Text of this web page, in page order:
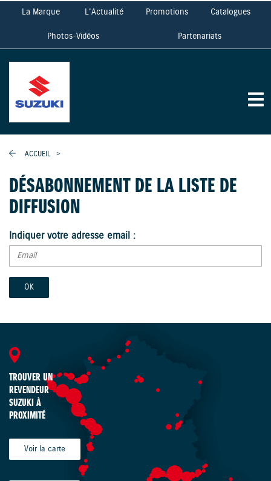
La Marque L'Actualité Promotions Catalogues
Photos-Vidéos Partenariats
ACCUEIL >
DÉSABONNEMENT DE LA LISTE DE
DIFFUSION
Indiquer votre adresse email :
TROUVER UN
REVENDEUR
SUZUKI À
PROXIMITÉ
Voir la carte